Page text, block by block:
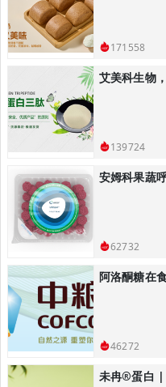
171558
139724
安姆科果蔬
62732
46272